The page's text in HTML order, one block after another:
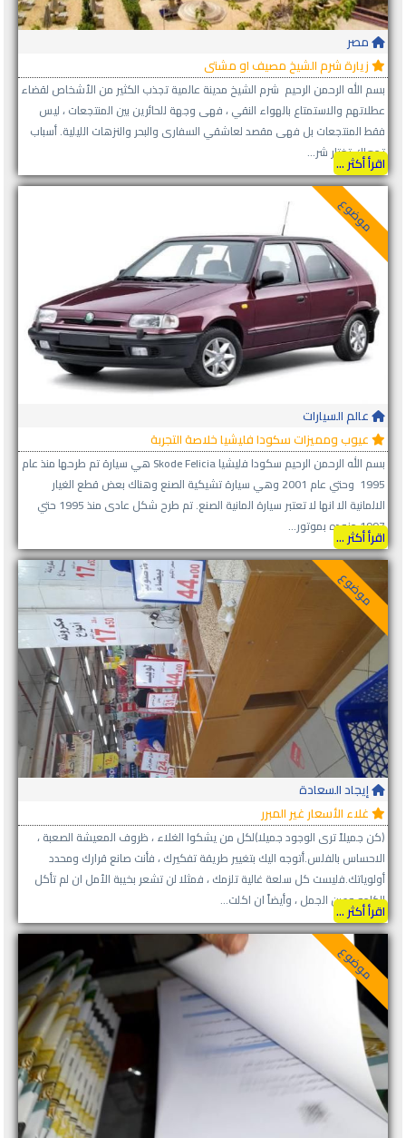
مصر
زيارة شرم الشيخ مصيف او مشتى
بسم الله الرحمن الرحيم شرم الشيخ مدينة عالمية تجذب الكثير من الأشخاص لقضاء
عطلاتهم والاستمتاع بالهواء النقي ، فهى وجهة للحائرين بين المنتجعات ، ليس
فقط المنتجعات بل فهى مقصد لعاشقي السفارى والبحر والنزهات الليلية. أسباب
تجعلك تختار شر...
اقرأ أكثر ...
موضوع
عالم السيارات
عيوب ومميزات سكودا فليشيا خلاصة التجربة
بسم الله الرحمن الرحيم سكودا فليشيا Skode Felicia هي سيارة تم طرحها منذ عام
1995 وحتي عام 2001 وهي سيارة تشيكية الصنع وهناك بعض قطع الغيار
الالمانية الا انها لا تعتبر سيارة المانية الصنع. تم طرح شكل عادى منذ 1995 حتي
1997 مزوده بموتور...
اقرأ أكثر ...
موضوع
إيجاد السعادة
غلاء الأسعار غير المبرر
(كن جميلاً ترى الوجود جميلا)لكل من يشكوا الغلاء ، ظروف المعيشة الصعبة ،
الاحساس بالفلس.أتوجه اليك بتغيير طريقة تفكيرك ، فأنت صانع قرارك ومحدد
أولوياتك.فليست كل سلعة غالية تلزمك ، فمثلا لن تشعر بخيبة الأمل ان لم تأكل
الكاجو وعين الجمل ، وأيضاً ان اكلت...
اقرأ أكثر ...
موضوع